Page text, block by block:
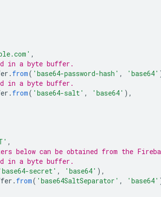
,
in a byte buffer.
. from( 'base64-password-hash' , 'base64'
in a byte buffer.
. from( 'base64-salt' , 'base64' ),
,
below can be obtained from the
in a byte buffer.
secret' , 'base64' ),
. from( 'base64SaltSeparator' , 'base64'